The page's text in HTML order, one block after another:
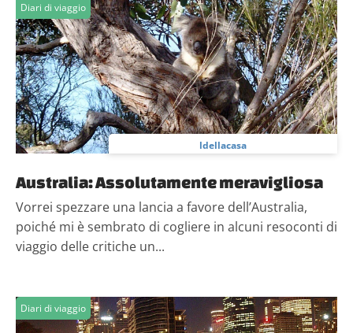
Diari di viaggio
ldellacasa
Australia: Assolutamente meravigliosa
Vorrei spezzare una lancia a favore dell’Australia,
poiché mi è sembrato di cogliere in alcuni resoconti di
viaggio delle critiche un...
Diari di viaggio